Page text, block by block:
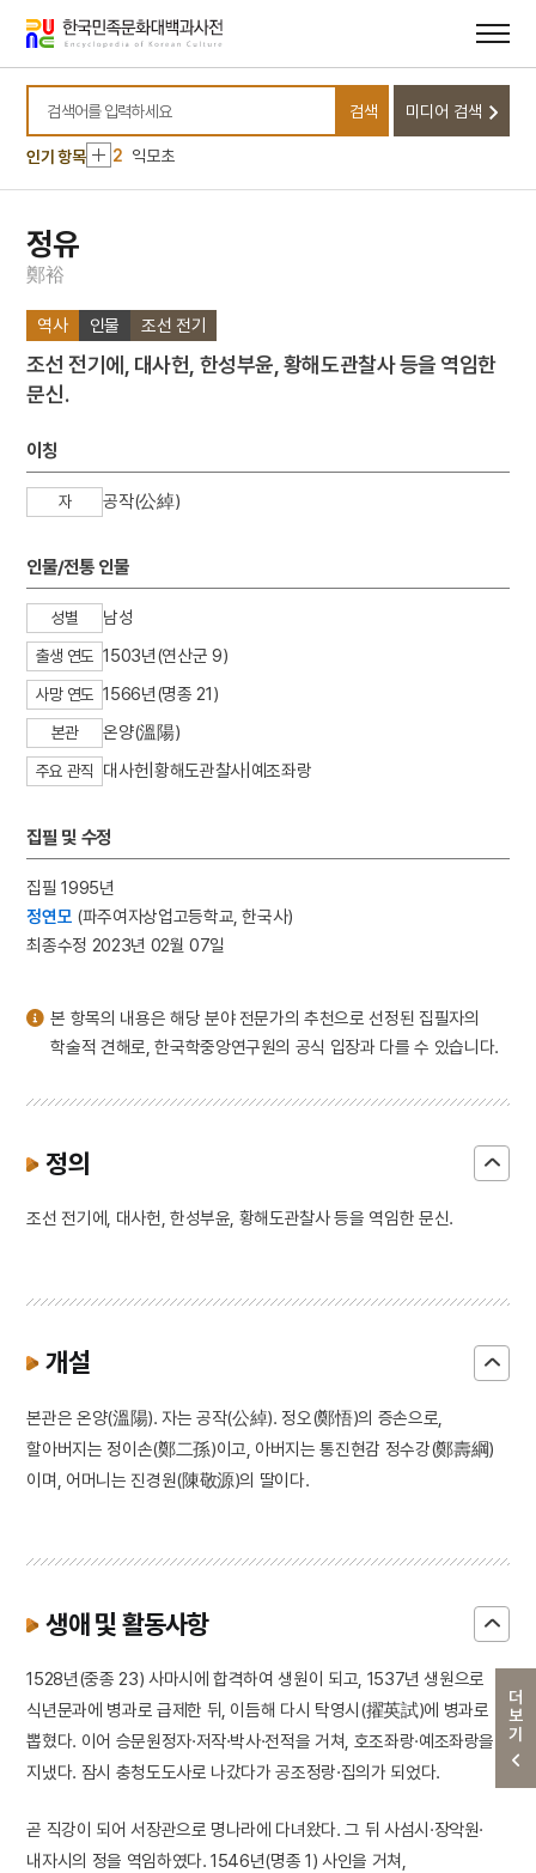
바로가기
바로가기
검색어를 입력하세요
검색 미디어 검색
인기 항목
10 내부순환로
1 금성대군
2 익모초
3 싸릿골의 신화
7
일제강점기
8
최치원
1 금성대군
2
익모초
4 몽유도원도
5 반야심경
6 속담
7 일제강점기
8 최치원
9 경의선
더보기
정유
鄭裕
역사 인물 조선 전기
조선 전기에, 대사헌, 한성부윤, 황해도관찰사 등을 역임한
문신.
이칭
자 공작(公綽)
인물/전통 인물
성별 남성
출생 연도 1503년(연산군 9)
사망 연도 1566년(명종 21)
본관 온양(溫陽)
주요 관직 대사헌|황해도관찰사|예조좌랑
집필 및 수정
집필 1995년
정연모 (파주여자상업고등학교, 한국사)
최종수정 2023년 02월 07일
본 항목의 내용은 해당 분야 전문가의 추천으로 선정된 집필자의
학술적 견해로, 한국학중앙연구원의 공식 입장과 다를 수 있습니다.
정의
조선 전기에, 대사헌, 한성부윤, 황해도관찰사 등을 역임한 문신.
개설
본관은 온양(溫陽). 자는 공작(公綽). 정오(鄭悟)의 증손으로,
할아버지는 정이손(鄭二孫)이고, 아버지는 통진현감 정수강(鄭壽綱)
이며, 어머니는 진경원(陳敬源)의 딸이다.
생애 및 활동사항
1528년(중종 23) 사마시에 합격하여 생원이 되고, 1537년 생원으로
식년문과에 병과로 급제한 뒤, 이듬해 다시 탁영시(擢英試)에 병과로
뽑혔다. 이어 승문원정자·저작·박사·전적을 거쳐, 호조좌랑·예조좌랑을
지냈다. 잠시 충청도도사로 나갔다가 공조정랑·집의가 되었다.
곧 직강이 되어 서장관으로 명나라에 다녀왔다. 그 뒤 사섬시·장악원·
내자시의 정을 역임하였다. 1546년(명종 1) 사인을 거쳐,